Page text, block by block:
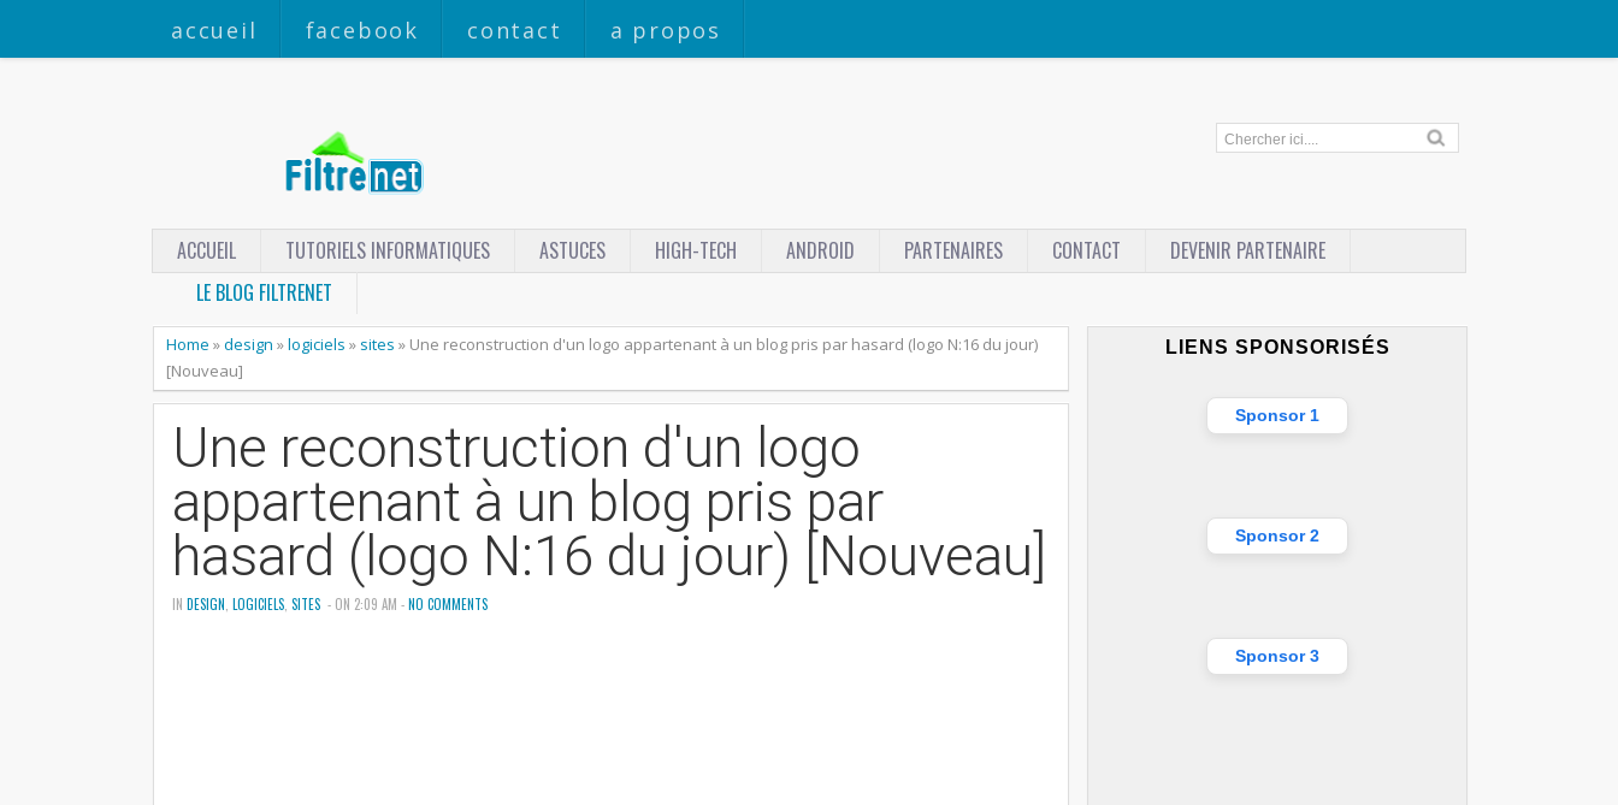
accueil facebook contact a propos
ACCUEIL TUTORIELS INFORMATIQUES ASTUCES HIGH-TECH ANDROID PARTENAIRES CONTACT
DEVENIR PARTENAIRE
LE BLOG FILTRENET
Home »design »logiciels » sites » Une reconstruction d'un logo appartenant à un blog pris par hasard (logo N:16 du jour)
[Nouveau]
Une reconstruction d'un logo
appartenant à un blog pris par
hasard (logo N:16 du jour) [Nouveau]
IN DESIGN LOGICIELS SITES - ON 2:09 AM -NO COMMENTS
LIENS SPONSORISÉS
Sponsor 1
Sponsor 2
Sponsor 3